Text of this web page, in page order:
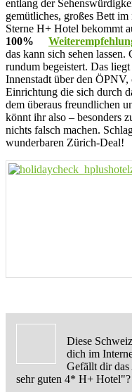
entlang der
gemütliches, großes Bett
Sterne H+ Hotel bekommt
100%
das kann sich sehen
rundum begeistert. Das
Innenstadt über den
Einrichtung die sich durch
dem überaus freundlichen
könnt ihr also – besonders
nichts falsch machen.
wunderbaren Zürich-Deal!
Diese
dich im
Gefällt dir
sehr guten 4* H+